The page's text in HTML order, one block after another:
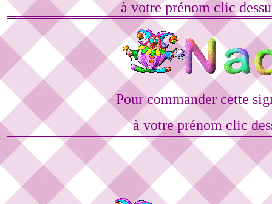
à votre prénom clic
Pour commander cette
à votre prénom clic